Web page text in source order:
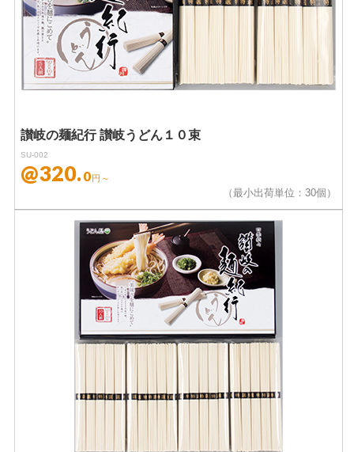
讃岐の麺紀行 讃岐うどん１０束
SU-002
@320.0円～
（最小出荷単位：30個）